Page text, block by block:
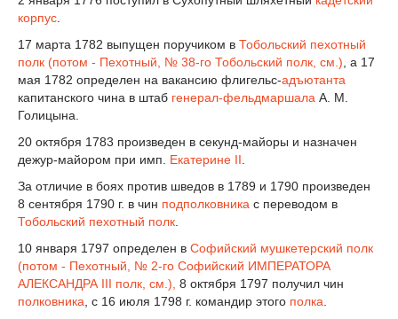
корпус.
17 марта 1782 выпущен поручиком в Тобольский пехотный
полк (потом - Пехотный, № 38-го Тобольский полк, см.) , а 17
мая 1782 определен на вакансию флигельс-адъютанта
капитанского чина в штаб генерал-фельдмаршала А. М.
Голицына.
20 октября 1783 произведен в секунд-майоры и назначен
дежур-майором при имп. Екатерине II
За отличие в боях против шведов в 1789 и 1790 произведен
8 сентября 1790 г. в чин подполковника с переводом в
Тобольский пехотный полк
10 января 1797 определен в Софийский мушкетерский полк
(потом - Пехотный, № 2-го Софийский ИМПЕРАТОРА
АЛЕКСАНДРА III полк, см.), 8 октября 1797 получил чин
полковника , с 16 июля 1798 г. командир этого полка